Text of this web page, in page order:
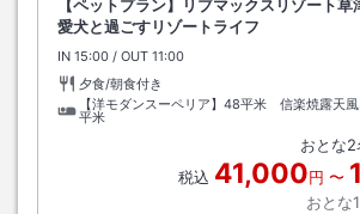
【ペットプラン】リブマックスリゾート草
愛犬と過ごすリゾートライフ
IN チェックイン
15:00 / OUT チェックアウト
11:00
夕食/朝食付き
【洋モダンスーペリア】48平米 信楽焼露天風
平米
おとな2
税込 41,000円 〜
おとな